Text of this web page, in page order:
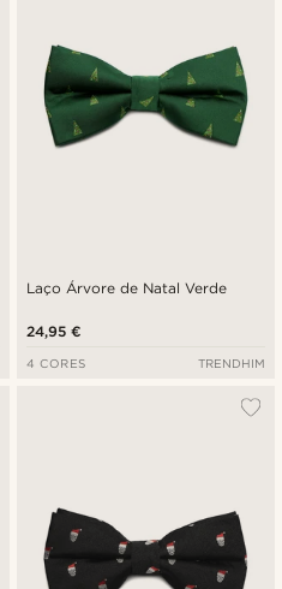
Laço Árvore de Natal Verde
24,95 €
4 CORES TRENDHIM